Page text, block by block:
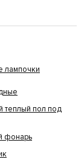
лампочки
теплый пол под
фонарь